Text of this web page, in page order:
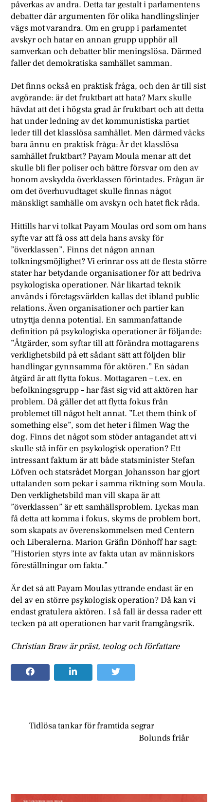
påverkas av andra. Detta tar gestalt i parlamentens
debatter där argumenten för olika handlingslinjer
vägs mot varandra. Om en grupp i parlamentet
avskyr och hatar en annan grupp upphör all
samverkan och debatter blir meningslösa. Därmed
faller det demokratiska samhället samman.
Det finns också en praktisk fråga, och den är till sist
avgörande: är det fruktbart att hata? Marx skulle
hävdat att det i högsta grad är fruktbart och att detta
hat under ledning av det kommunistiska partiet
leder till det klasslösa samhället. Men därmed väcks
bara ännu en praktisk fråga: Är det klasslösa
samhället fruktbart? Payam Moula menar att det
skulle bli fler poliser och bättre försvar om den av
honom avskydda överklassen förintades. Frågan är
om det överhuvudtaget skulle finnas något
mänskligt samhälle om avskyn och hatet fick råda.
Hittills har vi tolkat Payam Moulas ord som om hans
syfte var att få oss att dela hans avsky för
”överklassen”. Finns det någon annan
tolkningsmöjlighet? Vi erinrar oss att de flesta större
stater har betydande organisationer för att bedriva
psykologiska operationer. När likartad teknik
används i företagsvärlden kallas det ibland public
relations. Även organisationer och partier kan
utnyttja denna potential. En sammanfattande
definition på psykologiska operationer är följande:
”Åtgärder, som syftar till att förändra mottagarens
verklighetsbild på ett sådant sätt att följden blir
handlingar gynnsamma för aktören.” En sådan
åtgärd är att flytta fokus. Mottagaren – t.ex. en
befolkningsgrupp – har fäst sig vid att aktören har
problem. Då gäller det att flytta fokus från
problemet till något helt annat. ”Let them think of
something else”, som det heter i filmen Wag the
dog. Finns det något som stöder antagandet att vi
skulle stå inför en psykologisk operation? Ett
intressant faktum är att både statsminister Stefan
Löfven och statsrådet Morgan Johansson har gjort
uttalanden som pekar i samma riktning som Moula.
Den verklighetsbild man vill skapa är att
”överklassen” är ett samhällsproblem. Lyckas man
få detta att komma i fokus, skyms de problem bort,
som skapats av överenskommelsen med Centern
och Liberalerna. Marion Gräfin Dönhoff har sagt:
”Historien styrs inte av fakta utan av människors
föreställningar om fakta.”
Är det så att Payam Moulas yttrande endast är en
del av en större psykologisk operation? Då kan vi
endast gratulera aktören. I så fall är dessa rader ett
tecken på att operationen har varit framgångsrik.
Christian Braw är präst, teolog och författare
Tidlösa tankar för framtida segrar
Bolunds friår